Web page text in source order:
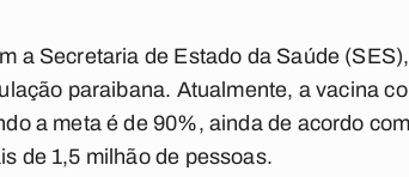
a Secretaria de Estado da Saúde
paraibana. Atualmente, a vacina
a meta é de 90%, ainda de acordo
de 1,5 milhão de pessoas.